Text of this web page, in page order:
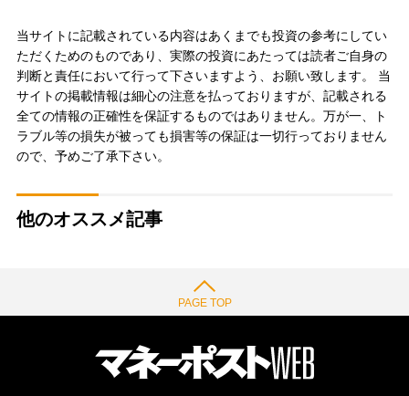
当サイトに記載されている内容はあくまでも投資の参考にしてい
ただくためのものであり、実際の投資にあたっては読者ご自身の
判断と責任において行って下さいますよう、お願い致します。 当
サイトの掲載情報は細心の注意を払っておりますが、記載される
全ての情報の正確性を保証するものではありません。万が一、ト
ラブル等の損失が被っても損害等の保証は一切行っておりません
ので、予めご了承下さい。
他のオススメ記事
PAGE TOP